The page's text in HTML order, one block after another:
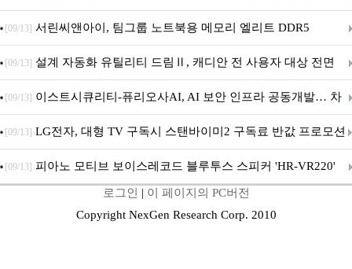
시
[09/13] 서린씨앤아이, 팀그룹 노트북용 메모리 엘리트 DDR5
5600MHz 16GB 출시
[09/13] 설계 자동화 유틸리티 드림Ⅱ, 캐디안 전 사용자 대상 전면
무상 배포
[09/13] 이스트시큐리티-퓨리오사AI, AI 보안 인프라 공동개발… 차
세대 AI 보안 플랫폼 구축
[09/13] LG전자, 대형 TV 구독시 스탠바이미2 구독료 반값 프로모션
[09/13] 피아노 모티브 보이스레코드 블루투스 스피커 'HR-VR220'
로그인 | 이 페이지의 PC버전
Copyright NexGen Research Corp. 2010